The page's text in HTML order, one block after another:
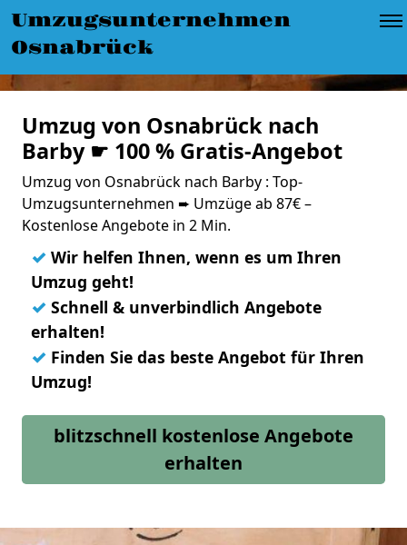
Umzugsunternehmen
Osnabrück
Umzug von Osnabrück nach
Barby ☛ 100 % Gratis-Angebot
Umzug von Osnabrück nach Barby : Top-
Umzugsunternehmen ➨ Umzüge ab 87€ –
Kostenlose Angebote in 2 Min.
✓ Wir helfen Ihnen, wenn es um Ihren
Umzug geht!
✓ Schnell & unverbindlich Angebote
erhalten!
✓ Finden Sie das beste Angebot für Ihren
Umzug!
blitzschnell kostenlose Angebote
erhalten